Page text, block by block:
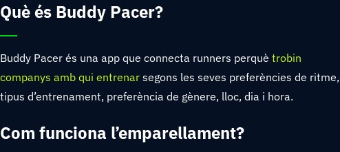
Què és Buddy Pacer?
Buddy Pacer és una app que connecta runners perquè trobin
companys amb qui entrenar segons les seves preferències de ritme,
tipus d’entrenament, preferència de gènere, lloc, dia i hora.
Com funciona l’emparellament?